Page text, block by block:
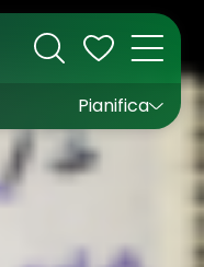
Pianifica
arrivare